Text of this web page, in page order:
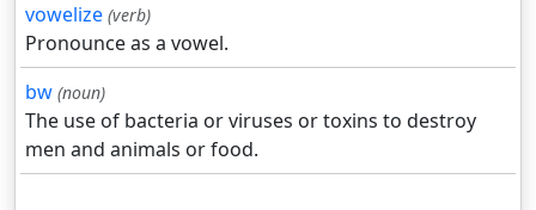
vowelize (verb)
Pronounce as a vowel.
bw (noun)
The use of bacteria or viruses or toxins to destroy
men and animals or food.